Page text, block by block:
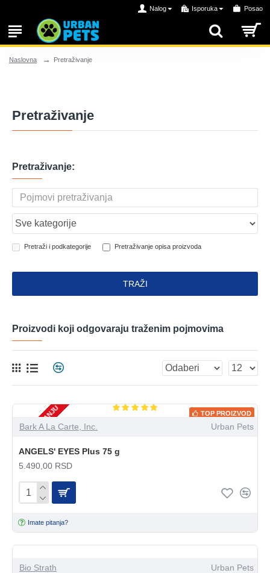
Nalog Isporuka Posao
Naslovna Pretraživanje
Pretraživanje
Pretraživanje:
Pretraži i podkategorije Pretraživanje opisa proizvoda
TRAŽI
Proizvodi koji odgovaraju traženim pojmovima
TOP PROIZVOD
NEMA NA STANJU
Bark A La Carte, Inc. Urban Pets
ANGELS' EYES Plus 75 g
5.490,00 RSD
Imate pitanja?
Bio Strath Urban Pets